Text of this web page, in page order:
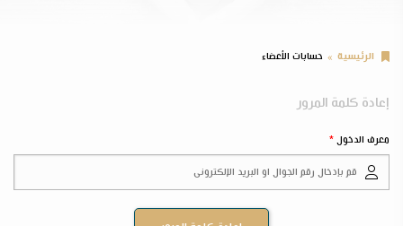
الرئيسية حسابات الأعضاء
إعادة كلمة المرور
معرف الدخول